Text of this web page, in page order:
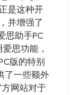
是这种开
并增强了
思助手PC
思功能，
版的特别
了一些额外
网站对于